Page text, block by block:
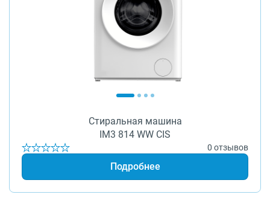
Стиральная машина
IM3 814 WW CIS
0 отзывов
Подробнее